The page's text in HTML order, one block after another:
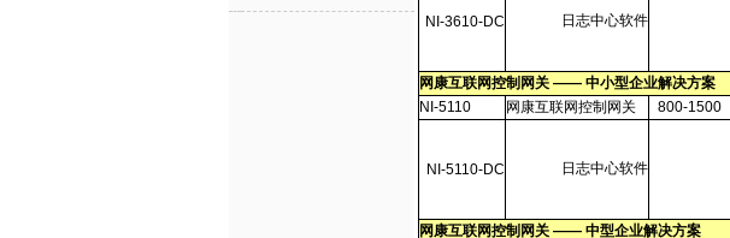
NI-3610-DC 日志中心软件
网康互联网控制网关 —— 中小型企业解决方案
NI-5110
网康互联网控制网关 800-1500
NI-5110-DC 日志中心软件
网康互联网控制网关 —— 中型企业解决方案